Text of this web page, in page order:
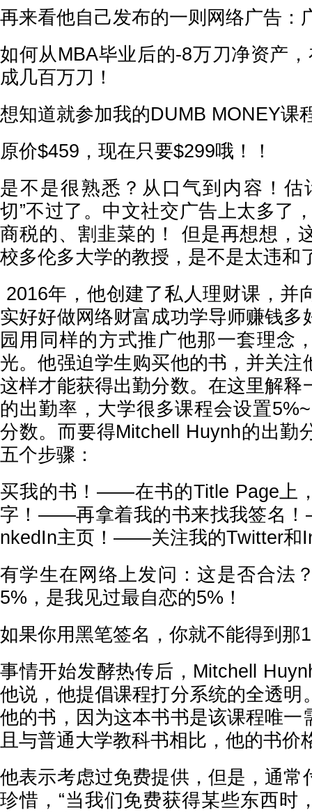
再来看他自己发布的一则网络广告：
如何从MBA毕业后的-8万刀净资产
成几百万刀！
想知道就参加我的DUMB MONEY课
原价$459，现在只要$299哦！！
是不是很熟悉？从口气到内容！估
切”不过了。中文社交广告上太多了
商税的、割韭菜的！ 但是再想想，
校多伦多大学的教授，是不是太违和
2016年，他创建了私人理财课，并
实好好做网络财富成功学导师赚钱多
园用同样的方式推广他那一套理念
光。他强迫学生购买他的书，并关注
这样才能获得出勤分数。在这里解释
的出勤率，大学很多课程会设置
分数。而要得Mitchell Huynh的出勤
五个步骤：
买我的书！——在书的Title Page上
字！——再拿着我的书来找我签名
nkedIn主页！——关注我的Twitter和
有学生在网络上发问：这是否合法
5%，是我见过最自恋的5%！
如果你用黑笔签名，你就不能得到那
事情开始发酵热传后，Mitchell
他说，他提倡课程打分系统的全透明
他的书，因为这本书书是该课程唯一
且与普通大学教科书相比，他的书价
他表示考虑过免费提供，但是，通常
珍惜，“当我们免费获得某些东西时